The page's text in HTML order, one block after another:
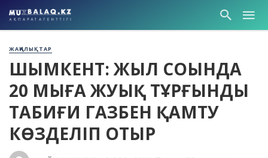
ЖАҢАЛЫҚТАР
ШЫМКЕНТ: ЖЫЛ СОҢЫНДА
20 МЫҢҒА ЖУЫҚ ТҰРҒЫНДЫ
ТАБИҒИ ГАЗБЕН ҚАМТУ
КӨЗДЕЛІП ОТЫР